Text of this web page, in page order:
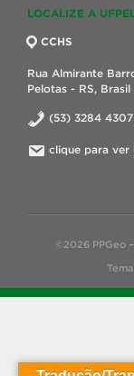
LOCALIZE A UFPEL
CCHS
Rua Almirante
Pelotas - RS,
(53) 3284 4307
clique para ver
©2026 PPGeo